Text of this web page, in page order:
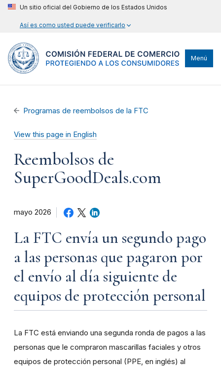
Un sitio oficial del Gobierno de los Estados Unidos
Así es como usted puede verificarlo
Menú
Programas de reembolsos de la FTC
View this page in English
Reembolsos de
SuperGoodDeals.com
mayo 2026
La FTC envía un segundo pago
a las personas que pagaron por
el envío al día siguiente de
equipos de protección personal
La FTC está enviando una segunda ronda de pagos a las
personas que le compraron mascarillas faciales y otros
equipos de protección personal (PPE, en inglés) al